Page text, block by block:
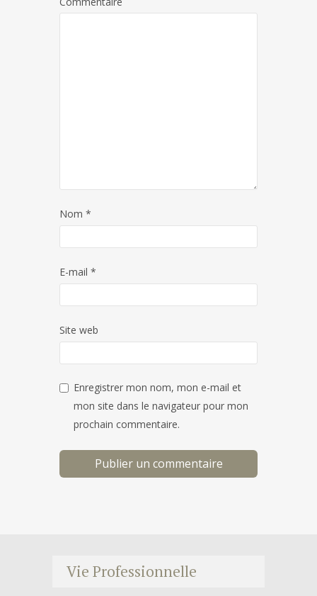
Nom *
E-mail *
Site web
Enregistrer mon nom, mon e-mail et
mon site dans le navigateur pour mon
prochain commentaire.
Vie Professionnelle